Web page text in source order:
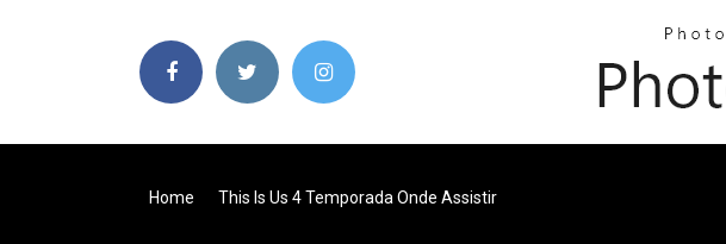
Home This Is Us 4 Temporada Onde Assistir